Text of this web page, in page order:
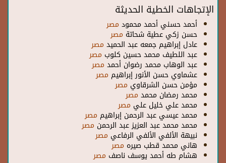
الإتجاهات الخطية الحديثة
أحمد حسني أحمد محمود مصر
حسن زكي عطية شحاتة مصر
عادل إبراهيم جمعه عبد الحميد مصر
عبد اللطيف محمد حسين كلوب مصر
عبد الوهاب محمد رضوان أحمد مصر
عشماوي حسن الأنور إبراهيم مصر
مؤمن حسن الشرقاوي مصر
محمد رمضان محمد مصر
محمد علي خليل علي مصر
محمد عيسي عبد الرحمن إبراهيم مصر
محمد محمد عبد العزيز عبد الرحمن مصر
نبيهة الألفي الألفي الرفاعي مصر
هاني محمد قطب صيره مصر
هشام طه أحمد يوسف ناصف مصر